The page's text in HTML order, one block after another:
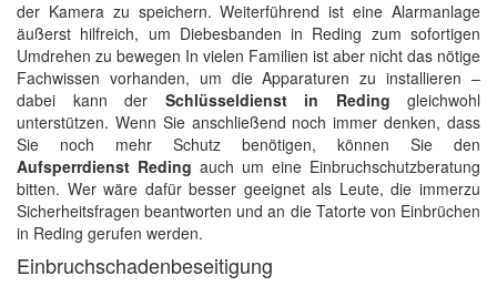
der Kamera zu speichern. Weiterführend ist eine Alarmanlage
äußerst hilfreich, um Diebesbanden in Reding zum sofortigen
Umdrehen zu bewegen In vielen Familien ist aber nicht das nötige
Fachwissen vorhanden, um die Apparaturen zu installieren –
dabei kann der Schlüsseldienst in Reding gleichwohl
unterstützen. Wenn Sie anschließend noch immer denken, dass
Sie noch mehr Schutz benötigen, können Sie den
Aufsperrdienst Reding auch um eine Einbruchschutzberatung
bitten. Wer wäre dafür besser geeignet als Leute, die immerzu
Sicherheitsfragen beantworten und an die Tatorte von Einbrüchen
in Reding gerufen werden.
Einbruchschadenbeseitigung